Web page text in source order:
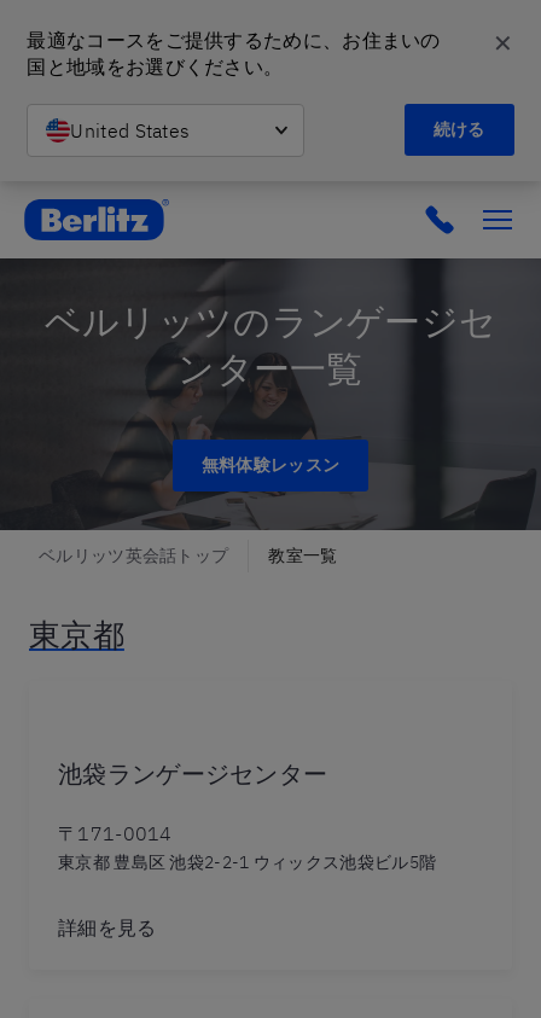
最適なコースをご提供するために、お住まいの
国と地域をお選びください。
United States 続ける
✕
英会話教室と語学スクール | ベルリッツ
ベルリッツのランゲージセ
ンター一覧
無料体験レッスン
ベルリッツ英会話トップ 教室一覧
東京都
池袋ランゲージセンター
〒171-0014
東京都 豊島区 池袋2-2-1 ウィックス池袋ビル5階
詳細を見る